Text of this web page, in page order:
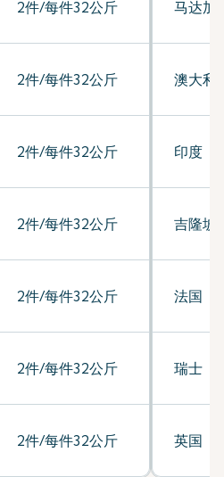
2件/每件32公斤
2件/每件32公斤
2件/每件32公斤
2件/每件32公斤
2件/每件32公斤
2件/每件32公斤
2件/每件32公斤
马达加
澳大利
印度
吉隆坡
法国
瑞士
英国